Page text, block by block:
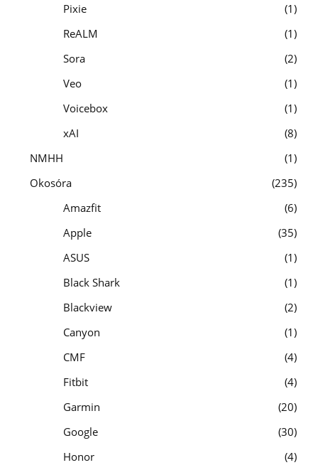
Pixie
1
ReALM
1
Sora
2
Veo
1
Voicebox
1
xAI
8
NMHH
1
Okosóra
235
Amazfit
6
Apple
35
ASUS
1
Black Shark
1
Blackview
2
Canyon
1
CMF
4
Fitbit
4
Garmin
20
Google
30
Honor
4